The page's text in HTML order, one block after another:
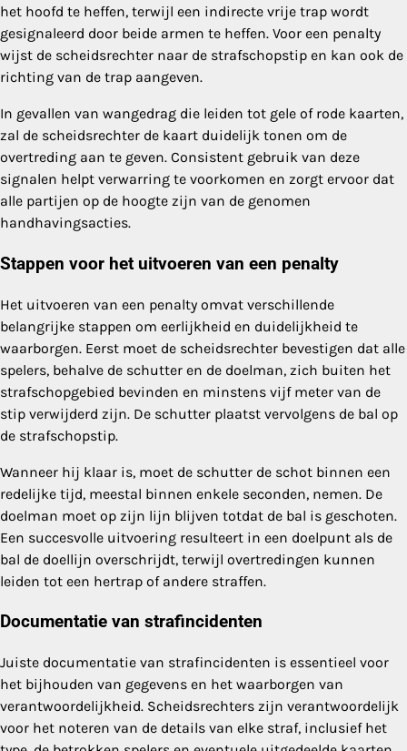
het hoofd te heffen, terwijl een indirecte vrije trap wordt
gesignaleerd door beide armen te heffen. Voor een penalty
wijst de scheidsrechter naar de strafschopstip en kan ook de
richting van de trap aangeven.
In gevallen van wangedrag die leiden tot gele of rode kaarten,
zal de scheidsrechter de kaart duidelijk tonen om de
overtreding aan te geven. Consistent gebruik van deze
signalen helpt verwarring te voorkomen en zorgt ervoor dat
alle partijen op de hoogte zijn van de genomen
handhavingsacties.
Stappen voor het uitvoeren van een penalty
Het uitvoeren van een penalty omvat verschillende
belangrijke stappen om eerlijkheid en duidelijkheid te
waarborgen. Eerst moet de scheidsrechter bevestigen dat alle
spelers, behalve de schutter en de doelman, zich buiten het
strafschopgebied bevinden en minstens vijf meter van de
stip verwijderd zijn. De schutter plaatst vervolgens de bal op
de strafschopstip.
Wanneer hij klaar is, moet de schutter de schot binnen een
redelijke tijd, meestal binnen enkele seconden, nemen. De
doelman moet op zijn lijn blijven totdat de bal is geschoten.
Een succesvolle uitvoering resulteert in een doelpunt als de
bal de doellijn overschrijdt, terwijl overtredingen kunnen
leiden tot een hertrap of andere straffen.
Documentatie van strafincidenten
Juiste documentatie van strafincidenten is essentieel voor
het bijhouden van gegevens en het waarborgen van
verantwoordelijkheid. Scheidsrechters zijn verantwoordelijk
voor het noteren van de details van elke straf, inclusief het